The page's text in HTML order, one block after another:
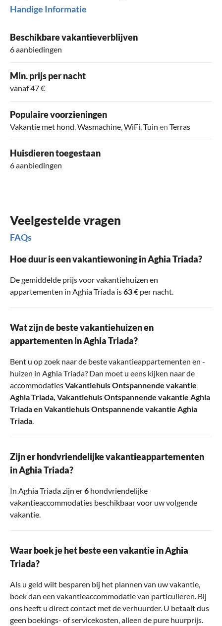
Handige Informatie
Beschikbare vakantieverblijven
6 aanbiedingen
Min. prijs per nacht
vanaf 47 €
Populaire voorzieningen
Vakantie met hond,Wasmachine,WiFi,Tuin en Terras
Huisdieren toegestaan
6 aanbiedingen
Veelgestelde vragen
FAQs
Hoe duur is een vakantiewoning in Aghia Triada?
De gemiddelde prijs voor vakantiehuizen en
appartementen in Aghia Triada is63€ per nacht.
Wat zijn de beste vakantiehuizen en
appartementen in Aghia Triada?
Bent u op zoek naar de beste vakantieappartementen en -
huizen in Aghia Triada? Dan moet u eens kijken naar de
accommodatiesVakantiehuis Ontspannende vakantie
Aghia Triada, Vakantiehuis Ontspannende vakantie Aghia
TriadaenVakantiehuis Ontspannende vakantie Aghia
Triada.
Zijn er hondvriendelijke vakantieappartementen
in Aghia Triada?
In Aghia Triada zijn er6 hondvriendelijke
vakantieaccommodaties beschikbaar voor uw volgende
vakantie.
Waar boek je het beste een vakantie in Aghia
Triada?
Als u geld wilt besparen bij het plannen van uw vakantie,
boek dan een vakantieaccommodatie van particulieren. Bij
ons heeft u direct contact met de verhuurder. U betaalt dus
geen boekings- of servicekosten, alleen de pure huurprijs.